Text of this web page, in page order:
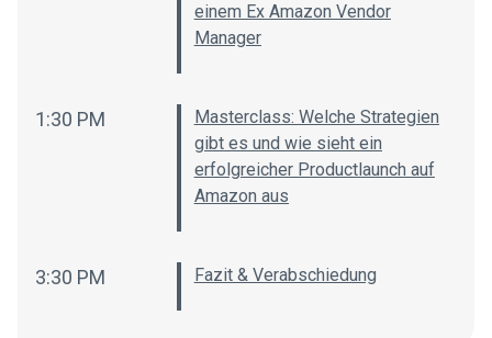
einem Ex Amazon Vendor
Manager
1:30 PM
Masterclass: Welche Strategien
gibt es und wie sieht ein
erfolgreicher Productlaunch auf
Amazon aus
3:30 PM Fazit & Verabschiedung